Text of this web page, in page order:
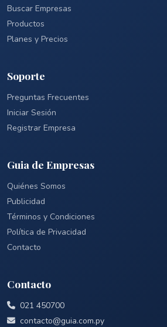
Buscar Empresas
Productos
Planes y Precios
Soporte
Preguntas Frecuentes
Iniciar Sesión
Registrar Empresa
Guia de Empresas
Quiénes Somos
Publicidad
Términos y Condiciones
Política de Privacidad
Contacto
Contacto
021 450700
contacto@guia.com.py